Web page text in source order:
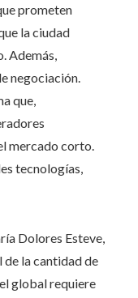
prometen
la ciudad
Además,
negociación.
que,
mercado corto.
tecnologías,
Dolores Esteve,
de la cantidad de
global requiere